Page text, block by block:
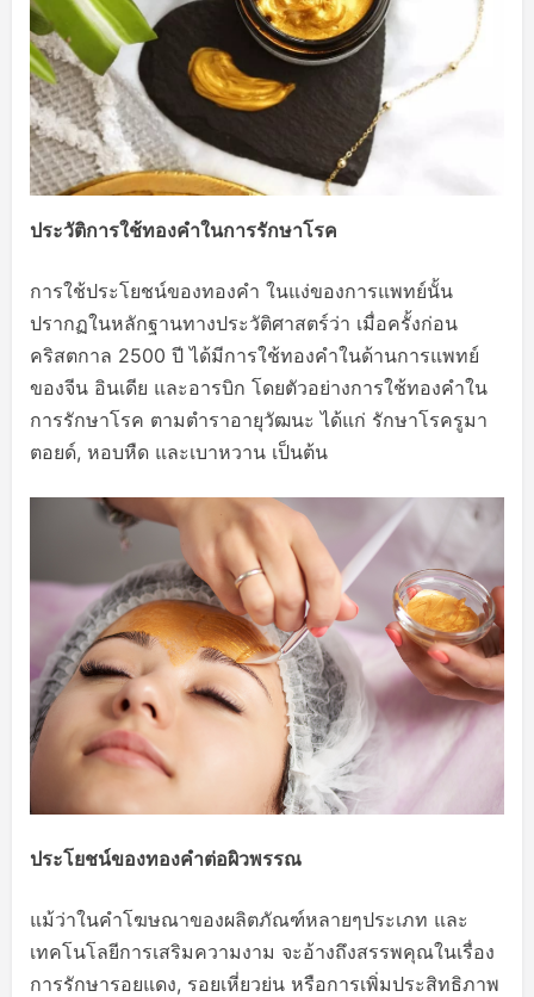
ประวัติการใช้ทองคำในการรักษาโรค
การใช้ประโยชน์ของทองคำ ในแง่ของการแพทย์นั้น
ปรากฏในหลักฐานทางประวัติศาสตร์ว่า เมื่อครั้งก่อน
คริสตกาล 2500 ปี ได้มีการใช้ทองคำในด้านการแพทย์
ของจีน อินเดีย และอารบิก โดยตัวอย่างการใช้ทองคำใน
การรักษาโรค ตามตำราอายุวัฒนะ ได้แก่ รักษาโรครูมา
ตอยด์, หอบหืด และเบาหวาน เป็นต้น
ประโยชน์ของทองคำต่อผิวพรรณ
แม้ว่าในคำโฆษณาของผลิตภัณฑ์หลายๆประเภท และ
เทคโนโลยีการเสริมความงาม จะอ้างถึงสรรพคุณในเรื่อง
การรักษารอยแดง, รอยเหี่ยวย่น หรือการเพิ่มประสิทธิภาพ